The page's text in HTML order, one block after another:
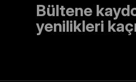
Bültene
yenilikleri